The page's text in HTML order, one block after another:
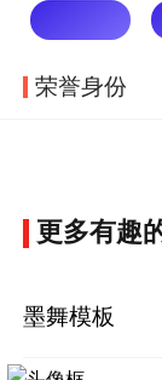
荣誉身份
更多有趣
墨舞模板